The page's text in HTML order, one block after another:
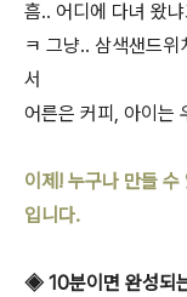
흠.. 어디에 다녀 왔
ㅋ 그냥.. 삼색샌드
서
어른은 커피, 아이는
이제! 누구나 만들
입니다.
◈ 10분이면 완성되